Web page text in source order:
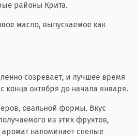
районы Крита.
масло, выпускаемое как
созревает, и лучшее время
конца октября до начала января.
овальной формы. Вкус
из этих фруктов,
аромат напоминает спелые